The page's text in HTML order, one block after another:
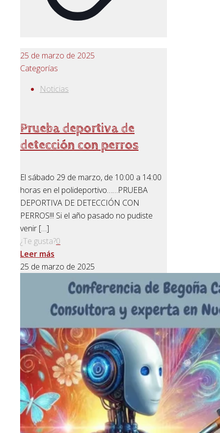
25 de marzo de 2025
Categorías
Noticias
Prueba deportiva de
detección con perros
El sábado 29 de marzo, de 10:00 a 14:00
horas en el polideportivo……PRUEBA
DEPORTIVA DE DETECCIÓN CON
PERROS!!! Si el año pasado no pudiste
venir […]
¿Te gusta?0
Leer más
25 de marzo de 2025